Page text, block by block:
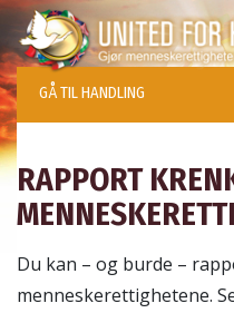
GÅ TIL HANDLING
RAPPORT
Du kan – og burde –
menneskerettighetene.